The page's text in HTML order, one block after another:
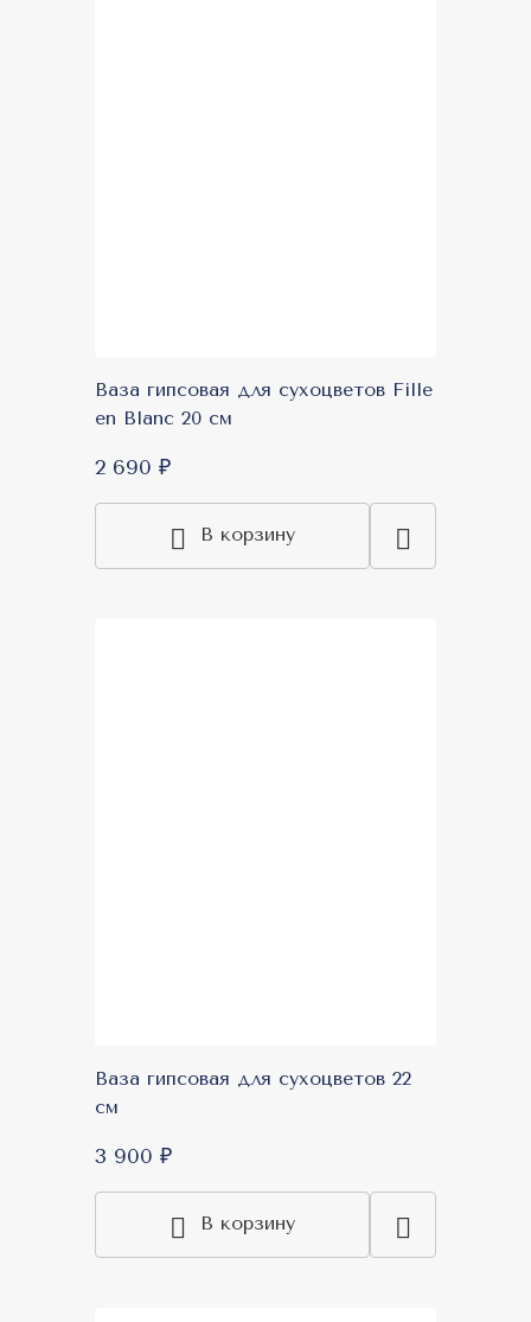
Ваза гипсовая для сухоцветов Fille
en Blanc 20 см
2 690 ₽
В корзину
Ваза гипсовая для сухоцветов 22
см
3 900 ₽
В корзину